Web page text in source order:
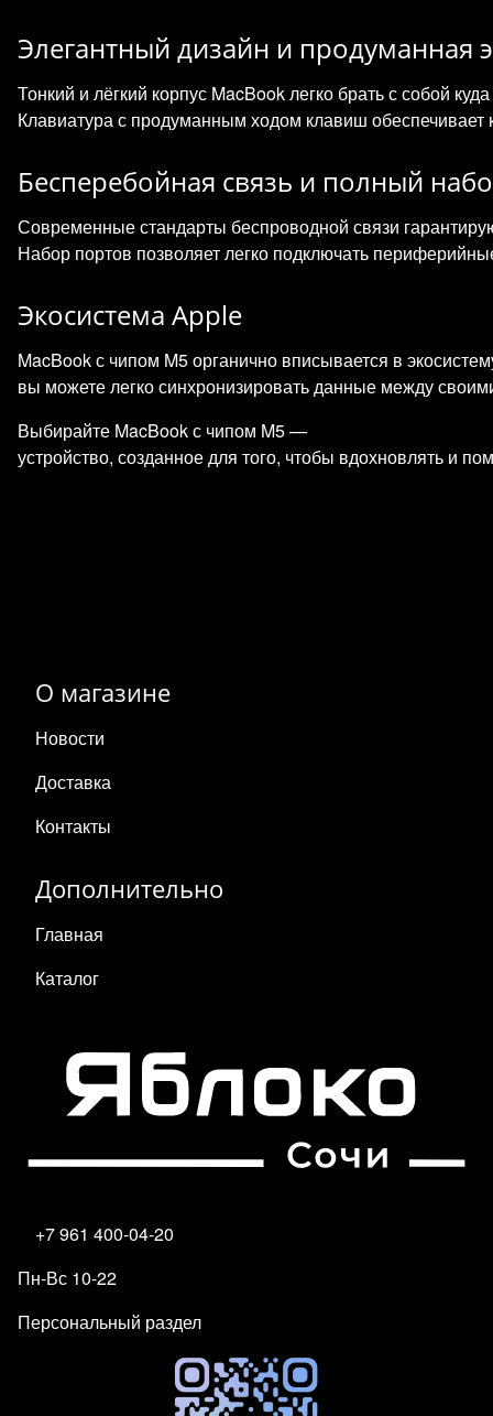
Элегантный дизайн и продуманная
Тонкий и лёгкий корпус MacBook легко брать с собой
Клавиатура с продуманным ходом клавиш
Бесперебойная связь и полный
Современные стандарты беспроводной связи
Набор портов позволяет легко подключать
Экосистема Apple
MacBook с чипом M5 органично вписывается в
вы можете легко синхронизировать данные между
Выбирайте MacBook с чипом M5 —
устройство, созданное для того, чтобы вдохновлять и
О магазине
Новости
Доставка
Контакты
Дополнительно
Главная
Каталог
+7 961 400-04-20
Пн-Вс 10-22
Персональный раздел